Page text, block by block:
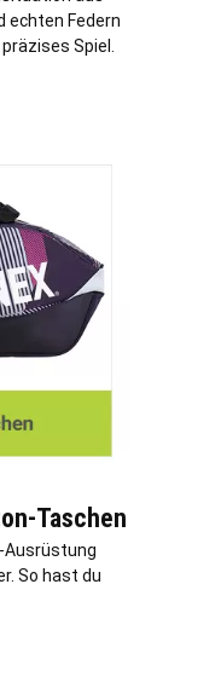
echten Federn
Spiel.
Taschen
Ausrüstung
So hast du